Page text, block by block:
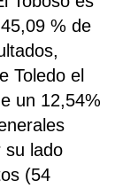
% de
Toledo el
un 12,54%
su lado
(54